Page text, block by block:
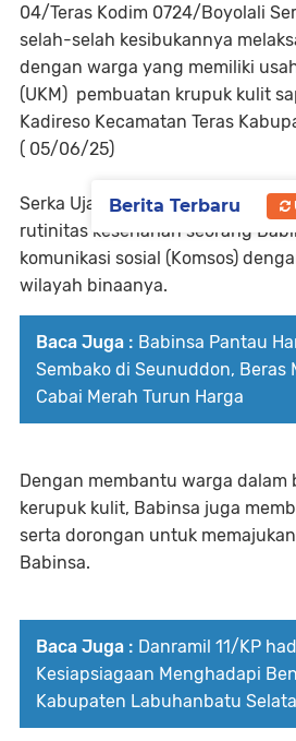
04/Teras Kodim 0724/Boyolali
selah-selah kesibukannya
dengan warga yang memiliki
(UKM) pembuatan krupuk kulit
Kadireso Kecamatan Teras
( 05/06/25)
Serka Ujar mengatakan kegiatan
rutinitas keseharian seorang
komunikasi sosial (Komsos)
wilayah binaanya.
Baca Juga : Babinsa Pantau
Sembako di Seunuddon, Beras
Cabai Merah Turun Harga
Dengan membantu warga dalam
kerupuk kulit, Babinsa juga
serta dorongan untuk
Babinsa.
Baca Juga : Danramil 11/KP
Kesiapsiagaan Menghadapi
Kabupaten Labuhanbatu
Berita Terbaru